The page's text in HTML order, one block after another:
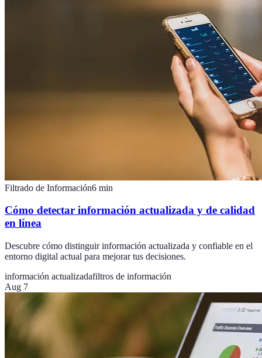
Filtrado de Información6 min
Cómo detectar información actualizada y de calidad
en línea
Descubre cómo distinguir información actualizada y confiable en el
entorno digital actual para mejorar tus decisiones.
información actualizadafiltros de información
Aug 7